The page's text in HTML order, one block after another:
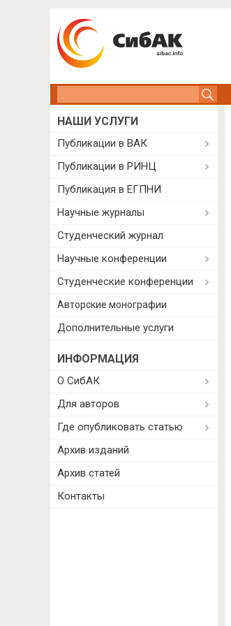
НАШИ УСЛУГИ
Публикации в ВАК
Публикации в РИНЦ
Публикация в ЕГПНИ
Научные журналы
Студенческий журнал
Научные конференции
Студенческие конференции
Авторские монографии
Дополнительные услуги
ИНФОРМАЦИЯ
О СибАК
Для авторов
Где опубликовать статью
Архив изданий
Архив статей
Контакты